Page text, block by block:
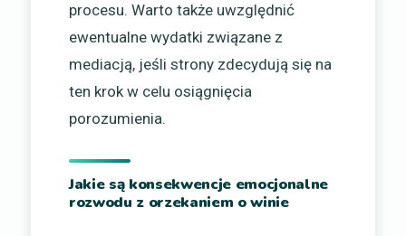
procesu. Warto także uwzględnić
ewentualne wydatki związane z
mediacją, jeśli strony zdecydują się na
ten krok w celu osiągnięcia
porozumienia.
Jakie są konsekwencje emocjonalne
rozwodu z orzekaniem o winie